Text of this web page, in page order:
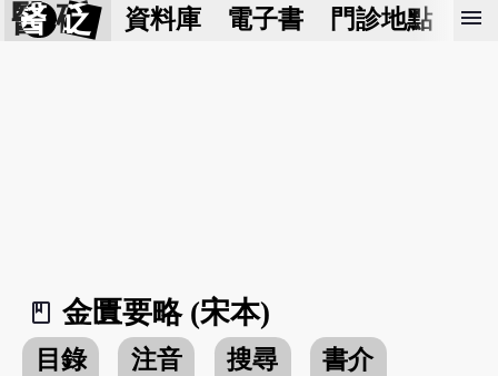
醫 砭 資料庫 電子書 門診地點 預
menu
book_2
金匱要略 (宋本)
目錄 注音 搜尋
書介